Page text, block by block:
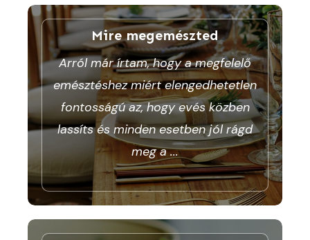
Mire megemészted
Arról már írtam, hogy a megfelelő
emésztéshez miért elengedhetetlen
fontosságú az, hogy evés közben
lassíts és minden esetben jól rágd
meg a...